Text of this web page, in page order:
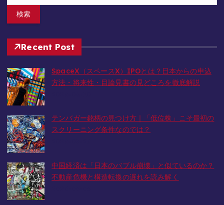
Recent Post
SpaceX（スペースX）IPOとは？日本からの申込
方法・将来性・目論見書の見どころを徹底解説
テンバガー銘柄の見つけ方｜「低位株」こそ最初の
スクリーニング条件なのでは？
中国経済は「日本のバブル崩壊」と似ているのか？
不動産危機と構造転換の遅れを読み解く